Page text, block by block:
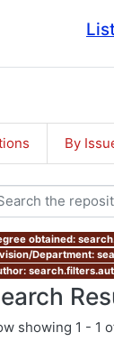
By
obtained:
Department:
showing 1 - 1